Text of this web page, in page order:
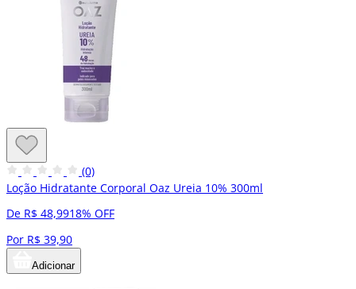
(0)
Loção Hidratante Corporal Oaz Ureia 10% 300ml
De R$ 48,9918% OFF
Por R$ 39,90
Adicionar